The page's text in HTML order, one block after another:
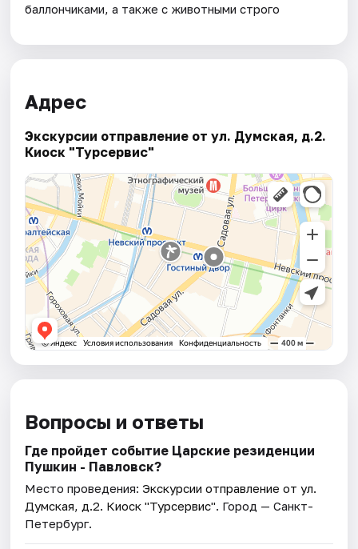
баллончиками, а также с животными строго
Адрес
Экскурсии отправление от ул. Думская, д.2.
Киоск "Турсервис"
Вопросы и ответы
Где пройдет событие Царские резиденции
Пушкин - Павловск?
Место проведения:Экскурсии отправление от ул.
Думская, д.2. Киоск "Турсервис". Город — Санкт-
Петербург.